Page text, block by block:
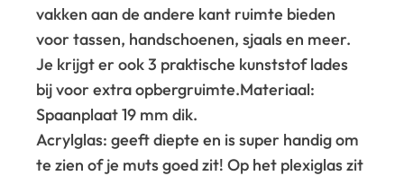
vakken aan de andere kant ruimte bieden
voor tassen, handschoenen, sjaals en meer.
Je krijgt er ook 3 praktische kunststof lades
bij voor extra opbergruimte.Materiaal:
Spaanplaat 19 mm dik.
Acrylglas: geeft diepte en is super handig om
te zien of je muts goed zit! Op het plexiglas zit